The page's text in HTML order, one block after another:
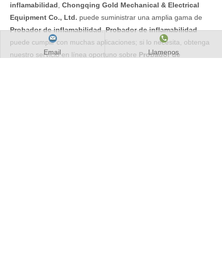
inflamabilidad Chongqing Gold Mechanical & Electrical
Equipment Co., Ltd. puede suministrar una amplia gama de
Probador de inflamabilidad.Probador de inflamabilidad
puede cumplir con muchas aplicaciones; si lo necesita, obtenga
nuestro servicio en línea oportuno sobre Probador de
Email Llamenos